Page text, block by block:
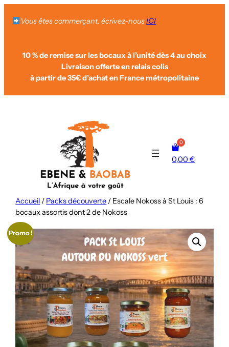
Vous êtes commerçant, écrivez-nousICI
10 % de remise sur les bocaux à l’unité dès 4 au choix
Livraison offerte en relais colis
à partir de 35€ d’achaten France métropolitaine
0,00€
Accueil / Packs découverte / Escale Nokoss à St Louis : 6
bocaux assortis dont 2 de Nokoss
Promo !